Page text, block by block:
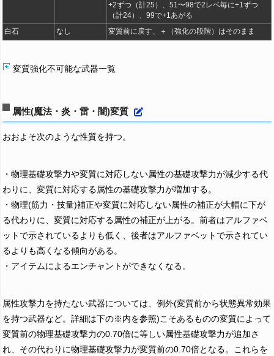
+2ずつ（計25）、51〜98で2レベ毎に+1ずつ
（計24）、99で+1あがる
白石
なし 変質前に戻す、＋（強化の段階）はそのまま
変質強化不可能な武器一覧
属性(魔法・炎・雷・闇)変質
おおよそ次のような性質を持つ。
・物理基礎攻撃力や変質に対応しない属性の基礎攻撃力が減少する代
わりに、変質に対応する属性の基礎攻撃力が増加する。
・物理(筋力・技量)補正や変質に対応しない属性の補正が大幅に下が
る代わりに、変質に対応する属性の補正が上がる。前者はアルファベ
ットで示されているよりも低く、後者はアルファベットで示されてい
るよりも高くなる傾向がある。
・アイテムによるエンチャントができなくなる。
属性攻撃力を持たない武器については、例外(変質前から状態異常効果
を持つ武器など。詳細は下の※内を参照)こそあるものの変質によって
変質前の物理基礎攻撃力の0.70倍に等しい属性基礎攻撃力が追加さ
れ、その代わりに物理基礎攻撃力が変質前の0.70倍となる。これらを